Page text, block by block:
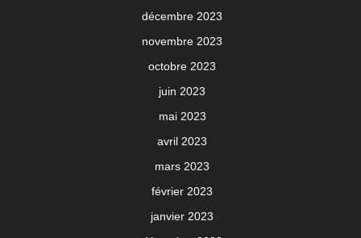
décembre 2023
novembre 2023
octobre 2023
juin 2023
mai 2023
avril 2023
mars 2023
février 2023
janvier 2023